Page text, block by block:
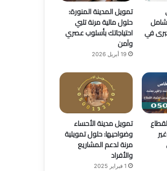
b
e
ا
م
شامل
في
تمويل المدينة المنورة:
حلول مالية مرنة تلبي
احتياجاتك بأسلوب عصري
وآمن
19 أبريل 2026
تمويل مدينة الأحساء
وضواحيها: حلول تمويلية
مرنة لدعم المشاريع
والأفراد
1 فبراير 2025